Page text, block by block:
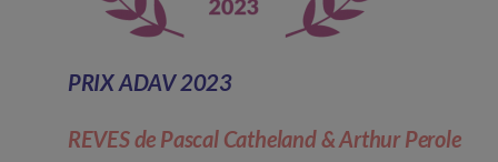
PRIX ADAV 2023
REVES de Pascal Catheland & Arthur Perole